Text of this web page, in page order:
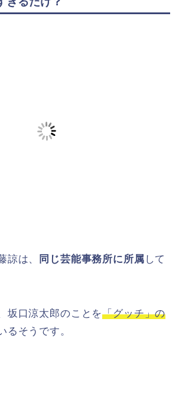
諒は、 同じ芸能事務所に所属 して
坂口涼太郎のことを「グッチ」の
るそうです。